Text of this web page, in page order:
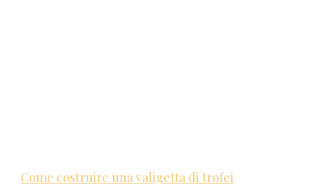
Come costruire una valigetta di trofei